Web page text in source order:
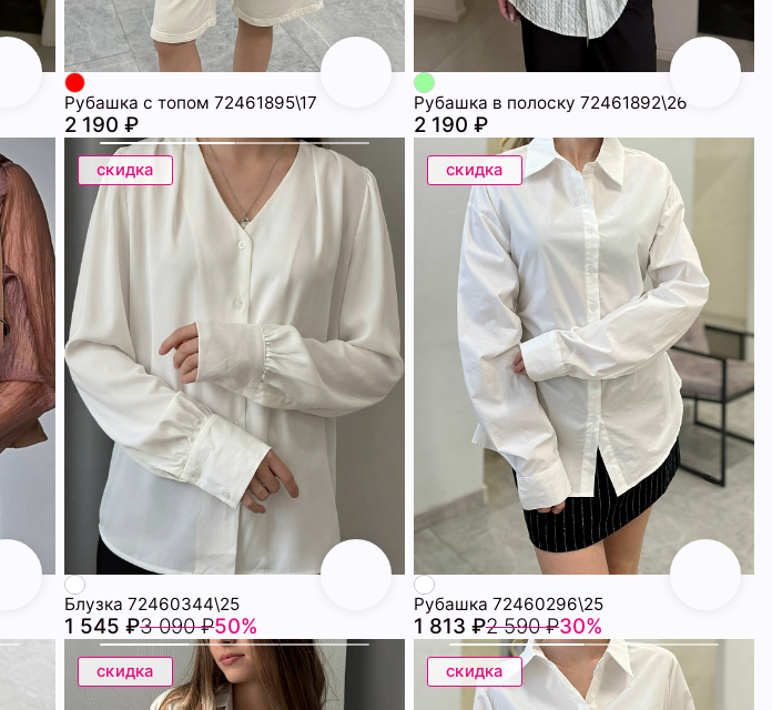
Рубашка с топом 72461895\17
2 190 ₽
Рубашка в полоску 72461892\26
2 190 ₽
скидка
Блузка 72460344\25
1 545 ₽3 090 ₽50%
скидка
Рубашка 72460296\25
1 813 ₽2 590 ₽30%
скидка скидка